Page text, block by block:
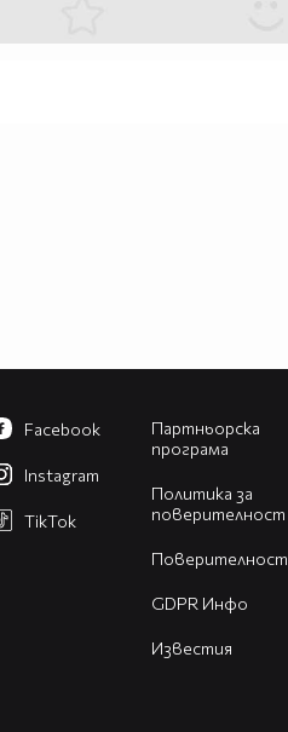
Партньорска
програма
Политика за
поверителност
Поверителност
GDPR Инфо
Известия
Facebook
Instagram
TikTok